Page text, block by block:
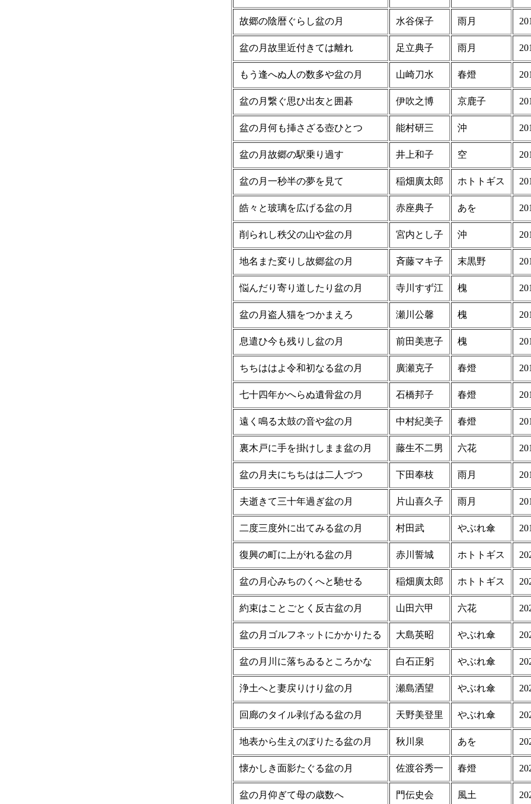
故郷の陰暦ぐらし盆の月 水谷保子 雨月
盆の月故里近付きては離れ 足立典子 雨月
もう逢へぬ人の数多や盆の月 山崎刀水 春燈
盆の月繋ぐ思ひ出友と囲碁 伊吹之博 京鹿子
盆の月何も挿さざる壺ひとつ 能村研三 沖
盆の月故郷の駅乗り過す 井上和子 空
盆の月一秒半の夢を見て 稲畑廣太郎 ホトトギス
皓々と玻璃を広げる盆の月 赤座典子 あを
削られし秩父の山や盆の月 宮内とし子 沖
地名また変りし故郷盆の月 斉藤マキ子 末黒野
悩んだり寄り道したり盆の月 寺川すず江 槐
盆の月盗人猫をつかまえろ 瀬川公馨 槐
息遣ひ今も残りし盆の月 前田美恵子 槐
ちちははよ令和初なる盆の月 廣瀬克子 春燈
七十四年かへらぬ遺骨盆の月 石橋邦子 春燈
遠く鳴る太鼓の音や盆の月 中村紀美子 春燈
裏木戸に手を掛けしまま盆の月 藤生不二男 六花
盆の月夫にちちはは二人づつ 下田奉枝 雨月
夫逝きて三十年過ぎ盆の月 片山喜久子 雨月
二度三度外に出てみる盆の月 村田武 やぶれ傘
復興の町に上がれる盆の月 赤川誓城 ホトトギス
盆の月心みちのくへと馳せる 稲畑廣太郎 ホトトギス
約束はことごとく反古盆の月 山田六甲 六花
盆の月ゴルフネットにかかりたる 大島英昭 やぶれ傘
盆の月川に落ちゐるところかな 白石正躬 やぶれ傘
浄土へと妻戻りけり盆の月 瀬島洒望 やぶれ傘
回廊のタイル剥げゐる盆の月 天野美登里 やぶれ傘
地表から生えのぼりたる盆の月 秋川泉 あを
懐かしき面影たぐる盆の月 佐渡谷秀一 春燈
盆の月仰ぎて母の歳数へ 門伝史会 風土